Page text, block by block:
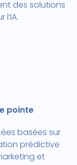
des solutions
pointe
basées sur
prédictive
et